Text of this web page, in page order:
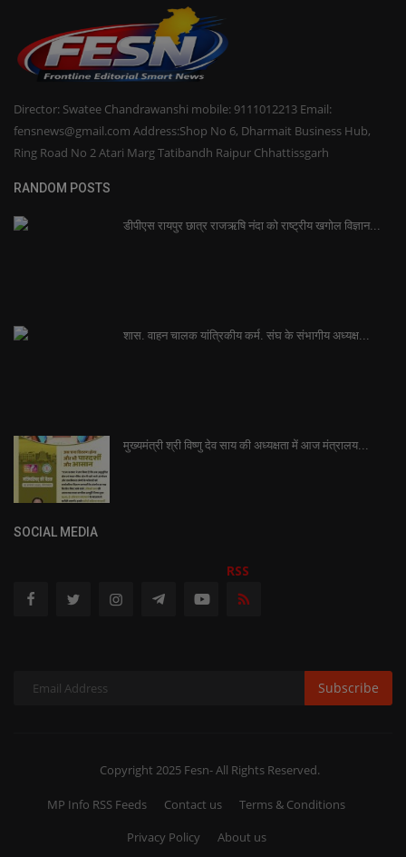
Director: Swatee Chandrawanshi mobile: 9111012213 Email:
fensnews@gmail.com Address:Shop No 6, Dharmait Business Hub,
Ring Road No 2 Atari Marg Tatibandh Raipur Chhattissgarh
RANDOM POSTS
डीपीएस रायपुर छात्र राजऋषि नंदा को राष्ट्रीय खगोल विज्ञान...
शास. वाहन चालक यांत्रिकीय कर्म. संघ के संभागीय अध्यक्ष...
मुख्यमंत्री श्री विष्णु देव साय की अध्यक्षता में आज मंत्रालय...
SOCIAL MEDIA
RSS
Subscribe
Copyright 2025 Fesn- All Rights Reserved.
MP Info RSS Feeds Contact us
Terms & Conditions
Privacy Policy
About us